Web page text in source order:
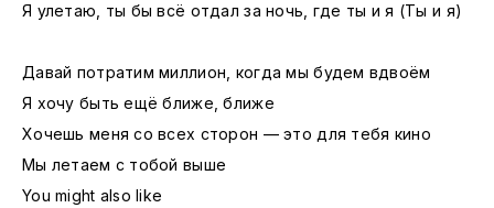
Я улетаю, ты бы всё отдал за ночь, где ты и я (Ты и я)
Давай потратим миллион, когда мы будем вдвоём
Я хочу быть ещё ближе, ближе
Хочешь меня со всех сторон — это для тебя кино
Мы летаем с тобой выше
You might also like